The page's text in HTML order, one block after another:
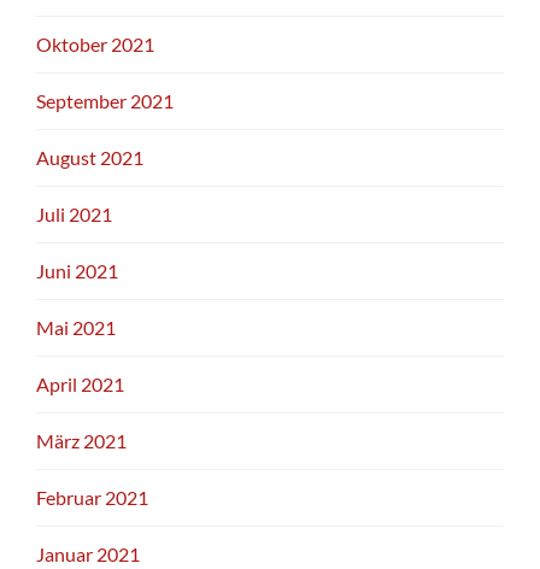
Oktober 2021
September 2021
August 2021
Juli 2021
Juni 2021
Mai 2021
April 2021
März 2021
Februar 2021
Januar 2021